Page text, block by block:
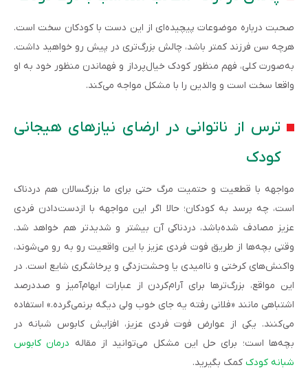
صحبت درباره موضوعات پیچیده‌ای از این دست با کودکان سخت است.
هرچه سن فرزند کمتر باشد، چالش بزرگ‌تری در پیش رو خواهید داشت.
به‌صورت کلی، فهم منظور کودک خیال‌پرداز و فهماندن منظور خود به او
واقعا سخت است و والدین را با مشکل مواجه می‌کند.
ترس از ناتوانی در ارضای نیازهای هیجانی
کودک
مواجهه با قطعیت و حتمیت مرگ حتی برای ما بزرگسالان هم دردناک
است، چه برسد به کودکان؛ حالا اگر این مواجهه با ازدست‌دادن فردی
عزیز مصادف شده‌باشد، دردناکی آن بیشتر و شدیدتر هم خواهد شد.
وقتی بچه‌ها از طریق فوت فردی عزیز با این واقعیت رو به رو می‌شوند،
واکنش‌های کرختی و ناامیدی یا وحشت‌زدگی و پرخاشگری شایع است. در
این مواقع، بزرگ‌ترها برای آرام‌کردن از عبارات ابهام‌آمیز و صددرصد
اشتباهی مانند «فلانی رفته یه جای خوب ولی دیگه برنمی‌گرده.» استفاده
می‌کنند. یکی از عوارض فوت فردی عزیز، افزایش کابوس شبانه در
بچه‌ها است؛ برای حل این مشکل می‌توانید از مقاله درمان کابوس
شبانه کودک کمک بگیرید.